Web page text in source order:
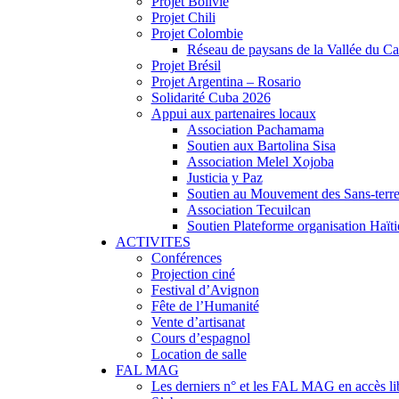
Projet Chili
Projet Colombie
Réseau de paysans de la Vallée du
Projet Brésil
Projet Argentina – Rosario
Solidarité Cuba 2026
Appui aux partenaires locaux
Association Pachamama
Soutien aux Bartolina Sisa
Association Melel Xojoba
Justicia y Paz
Soutien au Mouvement des Sans-terre
Association Tecuilcan
Soutien Plateforme organisation
ACTIVITES
Conférences
Projection ciné
Festival d’Avignon
Fête de l’Humanité
Vente d’artisanat
Cours d’espagnol
Location de salle
FAL MAG
Les derniers n° et les FAL MAG en accès